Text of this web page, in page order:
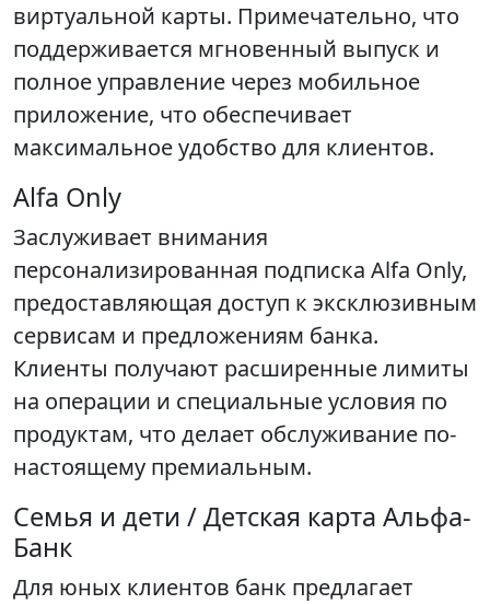
виртуальной карты. Примечательно, что
поддерживается мгновенный выпуск и
полное управление через мобильное
приложение, что обеспечивает
максимальное удобство для клиентов.
Alfa Only
Заслуживает внимания
персонализированная подписка Alfa Only,
предоставляющая доступ к эксклюзивным
сервисам и предложениям банка.
Клиенты получают расширенные лимиты
на операции и специальные условия по
продуктам, что делает обслуживание по-
настоящему премиальным.
Семья и дети / Детская карта Альфа-
Банк
Для юных клиентов банк предлагает